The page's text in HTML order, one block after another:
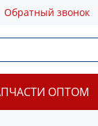
Обратный звонок
ОПТОМ